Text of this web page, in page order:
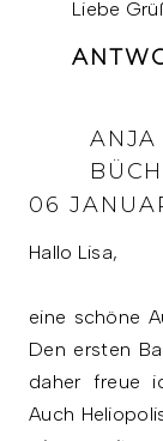
Liebe
06
Hallo Lisa,
eine schöne
Den ersten
daher freue
Auch